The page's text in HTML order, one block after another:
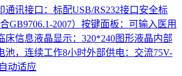
通讯接口：标配USB/RS232接口安全标
GB9706.1-2007）按键面板：可输入医用
床信息液晶显示：320*240图形液晶内部
池，连续工作8小时外部供电：交流75V-
动适应